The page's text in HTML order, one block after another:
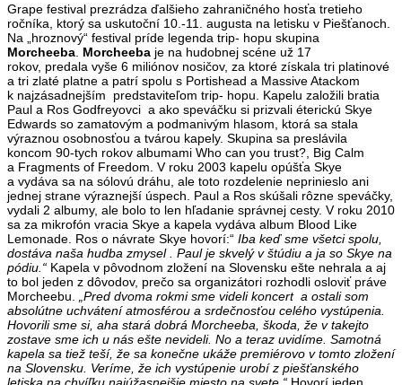
Grape festival prezrádza ďalšieho zahraničného hosťa tretieho
ročníka, ktorý sa uskutoční 10.-11. augusta na letisku v Piešťanoch.
Na „hroznový“ festival príde legenda trip- hopu skupina
Morcheeba Morcheeba je na hudobnej scéne už 17
rokov, predala vyše 6 miliónov nosičov, za ktoré získala tri platinové
a tri zlaté platne a patrí spolu s Portishead a Massive Atackom
k najzásadnejším predstaviteľom trip- hopu. Kapelu založili bratia
Paul a Ros Godfreyovci a ako speváčku si prizvali éterickú Skye
Edwards so zamatovým a podmanivým hlasom, ktorá sa stala
výraznou osobnosťou a tvárou kapely. Skupina sa preslávila
koncom 90-tych rokov albumami Who can you trust?, Big Calm
a Fragments of Freedom. V roku 2003 kapelu opúšťa Skye
a vydáva sa na sólovú dráhu, ale toto rozdelenie neprinieslo ani
jednej strane výraznejší úspech. Paul a Ros skúšali rôzne speváčky,
vydali 2 albumy, ale bolo to len hľadanie správnej cesty. V roku 2010
sa za mikrofón vracia Skye a kapela vydáva album Blood Like
Lemonade. Ros o návrate Skye hovorí:“ Iba keď sme všetci spolu,
dostáva naša hudba zmysel . Paul je skvelý v štúdiu a ja so Skye na
pódiu.“ Kapela v pôvodnom zložení na Slovensku ešte nehrala a aj
to bol jeden z dôvodov, prečo sa organizátori rozhodli osloviť práve
Morcheebu.
„Pred dvoma rokmi sme videli koncert a ostali som
absolútne uchvátení atmosférou a srdečnosťou celého vystúpenia.
Hovorili sme si, aha stará dobrá Morcheeba, škoda, že v takejto
zostave sme ich u nás ešte nevideli. No a teraz uvidíme. Samotná
kapela sa tiež teší, že sa konečne ukáže premiérovo v tomto zložení
na Slovensku. Veríme, že ich vystúpenie urobí z piešťanského